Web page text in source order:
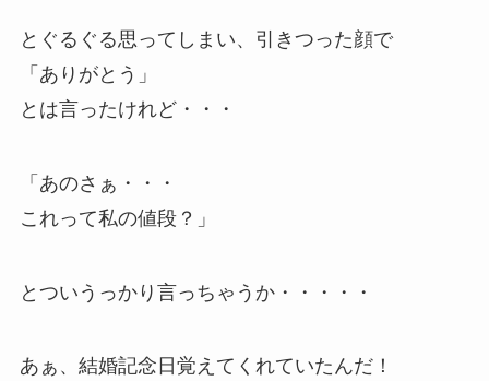
とぐるぐる思ってしまい、引きつった顔で
「ありがとう」
とは言ったけれど・・・
「あのさぁ・・・
これって私の値段？」
とついうっかり言っちゃうか・・・・・
あぁ、結婚記念日覚えてくれていたんだ！